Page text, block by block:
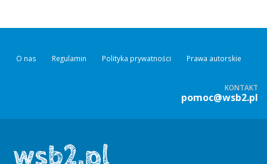
O nas Regulamin Polityka prywatności Prawa autorskie
KONTAKT
pomoc@wsb2.pl